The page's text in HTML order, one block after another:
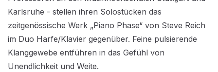
Karlsruhe - stellen ihren Solostücken das
zeitgenössische Werk „Piano Phase“ von Steve Reich
im Duo Harfe/Klavier gegenüber. Feine pulsierende
Klanggewebe entführen in das Gefühl von
Unendlichkeit und Weite.